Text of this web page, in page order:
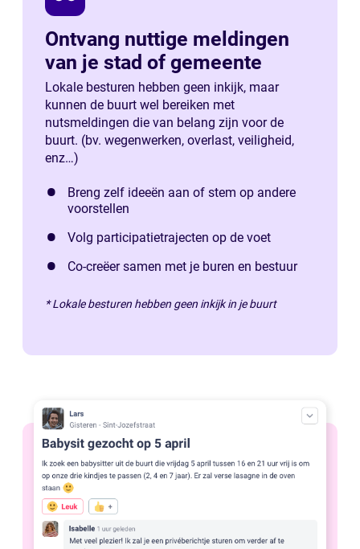
Ontvang nuttige meldingen
van je stad of gemeente
Lokale besturen hebben geen inkijk, maar
kunnen de buurt wel bereiken met
nutsmeldingen die van belang zijn voor de
buurt. (bv. wegenwerken, overlast, veiligheid,
enz…)
Breng zelf ideeën aan of stem op andere
voorstellen
Volg participatietrajecten op de voet
Co-creëer samen met je buren en bestuur
* Lokale besturen hebben geen inkijk in je buurt